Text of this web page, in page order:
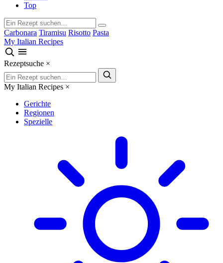
Top
Carbonara Tiramisu Risotto Pasta
My Italian Recipes
Rezeptsuche ×
My Italian Recipes ×
Gerichte
Regionen
Spezielle